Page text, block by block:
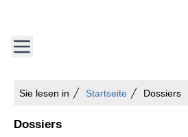
Sie lesen in Startseite Dossiers
Dossiers